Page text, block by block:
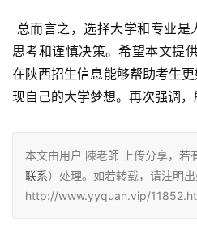
思考和谨慎决策。希望本文提
在陕西招生信息能够帮助考生
现自己的大学梦想。再次强调，
本文由用户 陳老師 上传分享，若
联系）处理。如若转载，请注明出
http://www.yyquan.vip/